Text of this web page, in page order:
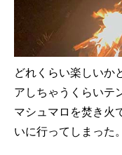
どれくらい楽しいか
アしちゃうくらいテ
マシュマロを焚き火
いに行ってしまった。